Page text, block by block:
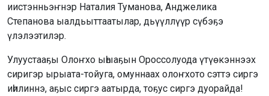
иистэнньэҥнэр Наталия Туманова, Анджелика
Степанова ыалдьыттаатылар, дьүүллүүр сүбэҕэ
үлэлээтилэр.
Улуустааҕы Олоҥхо ыһыаҕын Ороссолуода үтүөкэннээх
сиригэр ырыата-тойуга, омуннаах олоҥхото сэттэ сиргэ
иһилиннэ, аҕыс сиргэ аатырда, тоҕус сиргэ дуорайда!